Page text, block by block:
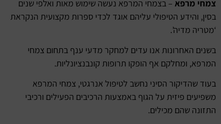
צמחי מרפא – בצמחי המרפא נעשה שימוש מאות ואלפי שנים
בסין, והידע הטיפולי עליהם אוגד לכדי ספרות מקצועית הנקראת
‘מטריה מדיה’.
בשנים האחרונות אנו עדים למחקר מדעי ענף בתחום צמחי
המרפא, ומחלקם אף הופקו תרופות קונבנציונליות.
בעוד שהדיקור הסיני נחשב לטיפול אנרגטי, צמחי המרפא
משפיעים פיזית על הגוף באמצעות הרכיבים הפעילים ורכיבי
התזונה שהם מכילים.